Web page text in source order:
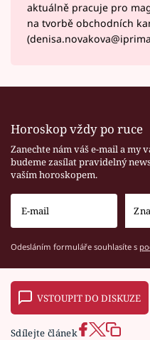
aktuálně pracuje pro
na tvorbě obchodních
Horoskop vždy po ruce
Zanechte nám váš e-mail a my
budeme zasílat pravidelný
vaším horoskopem.
Odesláním formuláře souhlasíte s
VSTOUPIT DO DISKUZE
Sdílejte článek